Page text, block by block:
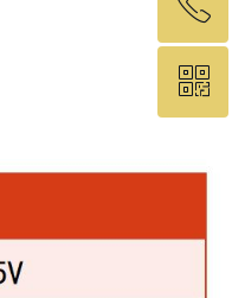
19575460049
ꀥ